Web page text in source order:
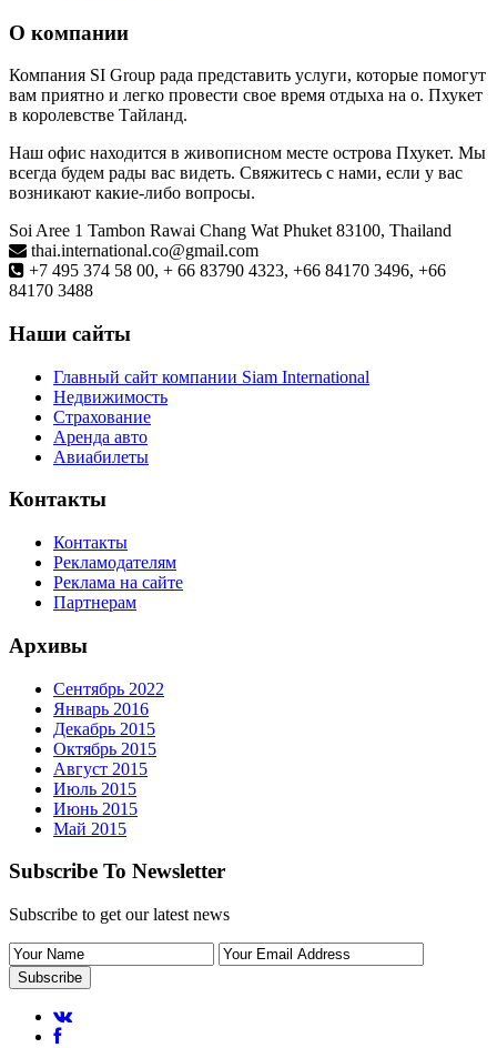
О компании
Компания SI Group рада представить услуги, которые помогут
вам приятно и легко провести свое время отдыха на о. Пхукет
в королевстве Тайланд.
Наш офис находится в живописном месте острова Пхукет. Мы
всегда будем рады вас видеть. Свяжитесь с нами, если у вас
возникают какие-либо вопросы.
Soi Aree 1 Tambon Rawai Chang Wat Phuket 83100, Thailand
thai.international.co@gmail.com
+7 495 374 58 00, + 66 83790 4323, +66 84170 3496, +66
84170 3488
Наши сайты
Главный сайт компании Siam International
Недвижимость
Страхование
Аренда авто
Авиабилеты
Контакты
Контакты
Рекламодателям
Реклама на сайте
Партнерам
Архивы
Сентябрь 2022
Январь 2016
Декабрь 2015
Октябрь 2015
Август 2015
Июль 2015
Июнь 2015
Май 2015
Subscribe To Newsletter
Subscribe to get our latest news